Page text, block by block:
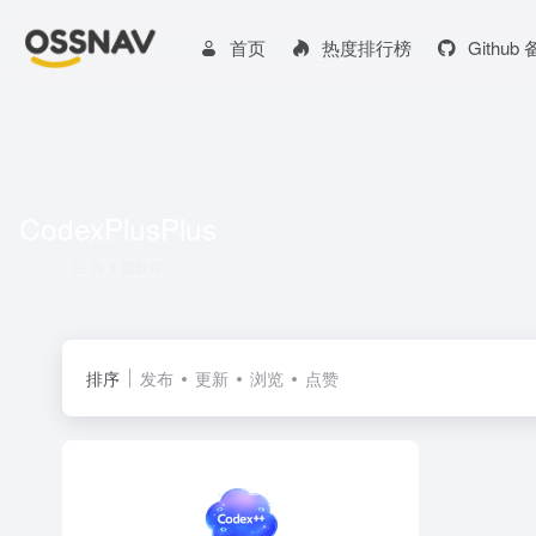
首页 热度排行榜 Github
排序 发布 更新 浏览 点赞